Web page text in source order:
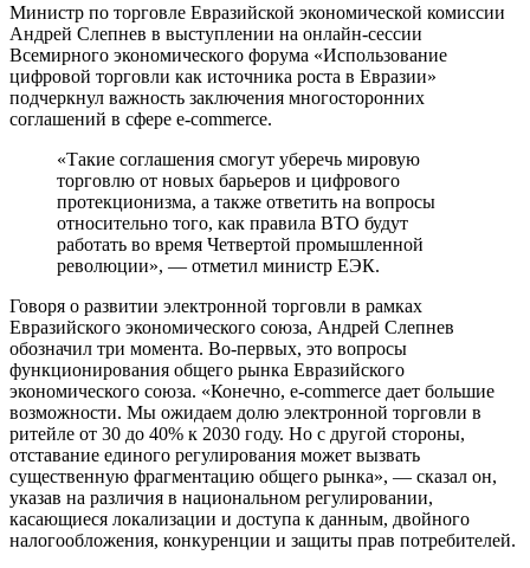
Министр по торговле Евразийской экономической комиссии
Андрей Слепнев в выступлении на онлайн-сессии
Всемирного экономического форума «Использование
цифровой торговли как источника роста в Евразии»
подчеркнул важность заключения многосторонних
соглашений в сфере e-commerce.
«Такие соглашения смогут уберечь мировую
торговлю от новых барьеров и цифрового
протекционизма, а также ответить на вопросы
относительно того, как правила ВТО будут
работать во время Четвертой промышленной
революции», — отметил министр ЕЭК.
Говоря о развитии электронной торговли в рамках
Евразийского экономического союза, Андрей Слепнев
обозначил три момента. Во-первых, это вопросы
функционирования общего рынка Евразийского
экономического союза. «Конечно, e-commerce дает большие
возможности. Мы ожидаем долю электронной торговли в
ритейле от 30 до 40% к 2030 году. Но с другой стороны,
отставание единого регулирования может вызвать
существенную фрагментацию общего рынка», — сказал он,
указав на различия в национальном регулировании,
касающиеся локализации и доступа к данным, двойного
налогообложения, конкуренции и защиты прав потребителей.